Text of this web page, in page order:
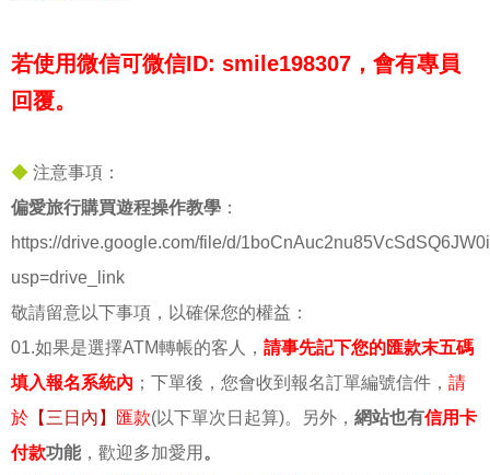
若使用微信可微信ID: smile198307，會有專員
回覆。
◆ 注意事項：
偏愛旅行購買遊程操作教學 ：
https://drive.google.com/file/d/
usp=drive_link
敬請留意以下事項，以確保您的權益：
01.如果是選擇ATM轉帳的客人， 請事先記下您的匯款末五碼
填入報名系統內 ；下單後，您會收到報名訂單編號信件， 請
於 【三日內】 匯款(以下單次日起算)。另外， 網站也有信用卡
付款功能，歡迎多加愛用 。